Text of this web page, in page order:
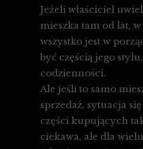
Jeżeli właściciel
mieszka tam od lat,
wszystko jest w
być częścią jego
codzienności.
Ale jeśli to samo
sprzedaż, sytuacja
części kupujących
ciekawa, ale dla